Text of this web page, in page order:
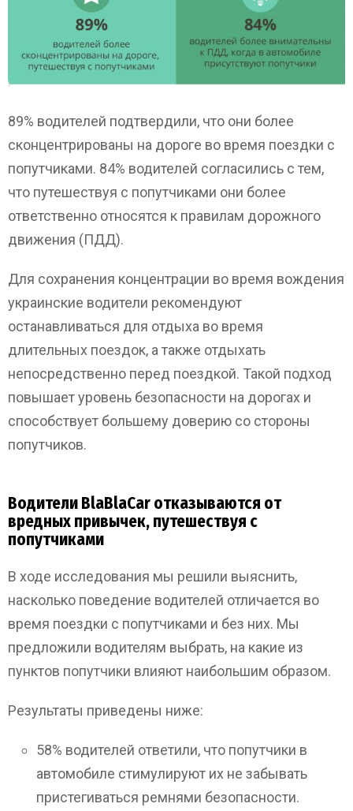
89% водителей подтвердили, что они более
сконцентрированы на дороге во время поездки с
попутчиками. 84% водителей согласились с тем,
что путешествуя с попутчиками они более
ответственно относятся к правилам дорожного
движения (ПДД).
Для сохранения концентрации во время вождения
украинские водители рекомендуют
останавливаться для отдыха во время
длительных поездок, а также отдыхать
непосредственно перед поездкой. Такой подход
повышает уровень безопасности на дорогах и
способствует большему доверию со стороны
попутчиков.
Водители BlaBlaCar отказываются от
вредных привычек, путешествуя с
попутчиками
В ходе исследования мы решили выяснить,
насколько поведение водителей отличается во
время поездки с попутчиками и без них. Мы
предложили водителям выбрать, на какие из
пунктов попутчики влияют наибольшим образом.
Результаты приведены ниже:
58% водителей ответили, что попутчики в
автомобиле стимулируют их не забывать
пристегиваться ремнями безопасности.